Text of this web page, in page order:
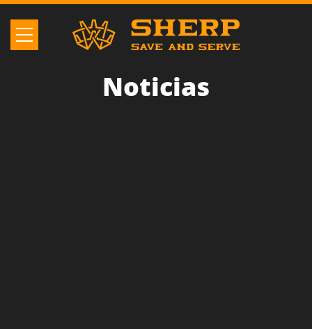
Noticias